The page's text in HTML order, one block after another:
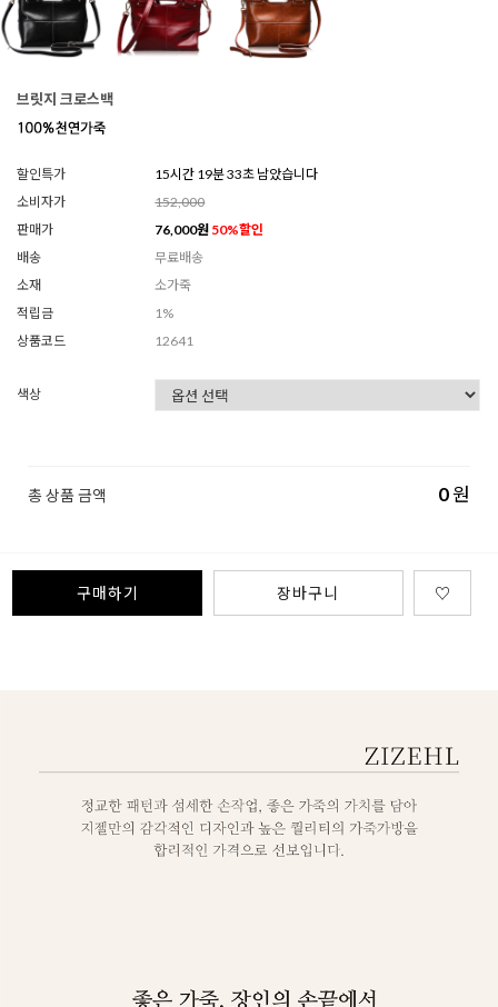
브릿지 크로스백
할인특가
15시간 19분 30초 남았습니다
소비자가
152,000
판매가
76,000원 50%할인
배송
무료배송
소재
소가죽
적립금
1%
상품코드
12641
색상
총 상품 금액 0원
구매하기 장바구니 ♡